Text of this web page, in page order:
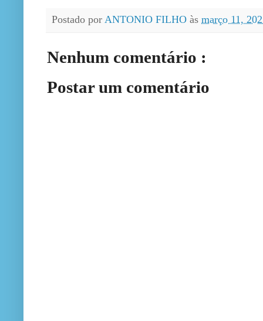
Postado por ANTONIO FILHO às março 11,
Nenhum comentário :
Postar um comentário